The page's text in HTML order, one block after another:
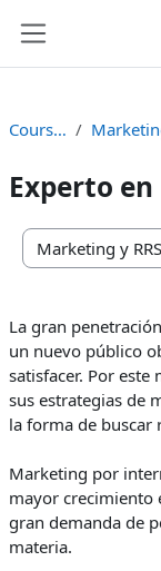
Courses
Experto
Course categories
La gran
un nuevo público
satisfacer. Por
sus estrategias de
la forma de buscar
Marketing por
mayor crecimiento
gran demanda de
materia.